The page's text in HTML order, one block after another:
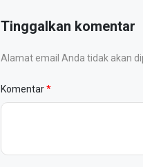
Tinggalkan komentar
Alamat email Anda tidak akan
Komentar